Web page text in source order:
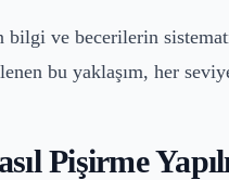
ve becerilerin
bu yaklaşım, her
Pişirme